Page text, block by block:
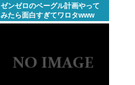
ゼンゼロのベーグル計画やって
みたら面白すぎてワロタwww